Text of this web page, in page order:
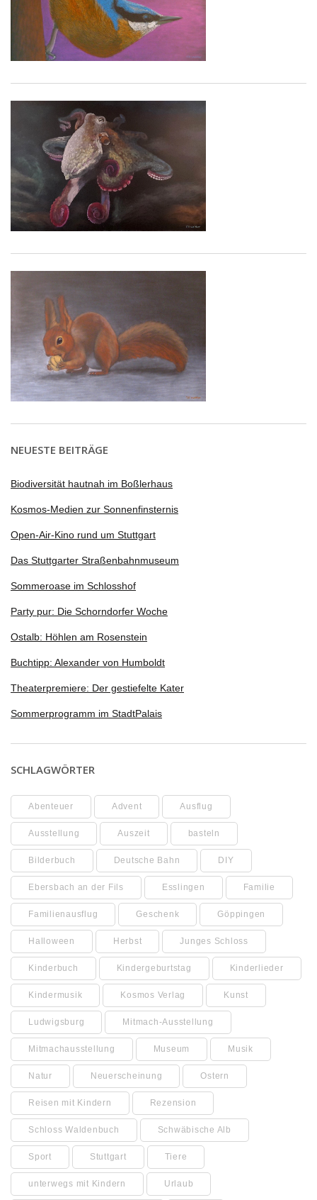
NEUESTE BEITRÄGE
Biodiversität hautnah im Boßlerhaus
Kosmos-Medien zur Sonnenfinsternis
Open-Air-Kino rund um Stuttgart
Das Stuttgarter Straßenbahnmuseum
Sommeroase im Schlosshof
Party pur: Die Schorndorfer Woche
Ostalb: Höhlen am Rosenstein
Buchtipp: Alexander von Humboldt
Theaterpremiere: Der gestiefelte Kater
Sommerprogramm im StadtPalais
SCHLAGWÖRTER
Abenteuer Advent Ausflug
Ausstellung Auszeit basteln
Bilderbuch Deutsche Bahn DIY
Ebersbach an der Fils Esslingen Familie
Familienausflug Geschenk Göppingen
Halloween Herbst Junges Schloss
Kinderbuch Kindergeburtstag Kinderlieder
Kindermusik Kosmos Verlag Kunst
Ludwigsburg Mitmach-Ausstellung
Mitmachausstellung Museum Musik
Natur Neuerscheinung Ostern
Reisen mit Kindern Rezension
Schloss Waldenbuch Schwäbische Alb
Sport Stuttgart Tiere
unterwegs mit Kindern Urlaub